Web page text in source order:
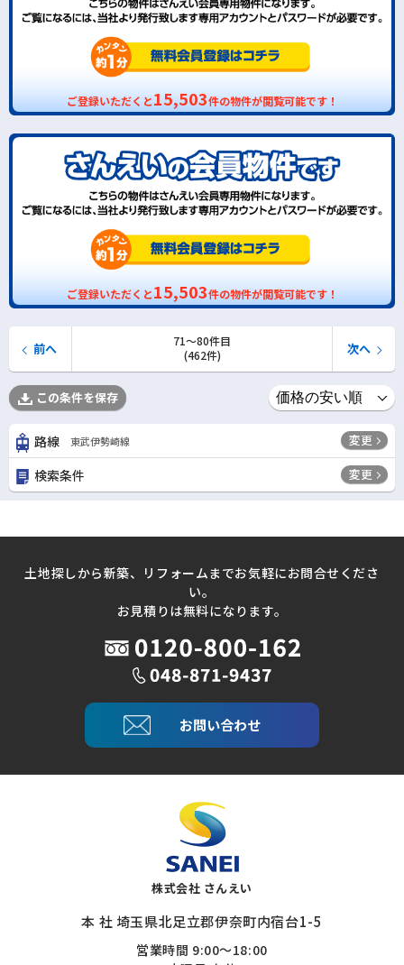
ご登録いただくと15,503件の物件が閲覧可能です！
ご登録いただくと15,503件の物件が閲覧可能です！
71〜80件目
(462件)
前へ 次へ
この条件を保存
路線 東武伊勢崎線 変更
検索条件 変更
土地探しから新築、リフォームまでお気軽にお問合せくださ
い。
お見積りは無料になります。
お問い合わせ
株式会社 さんえい
本 社 埼玉県北足立郡伊奈町内宿台1-5
営業時間 9:00～18:00